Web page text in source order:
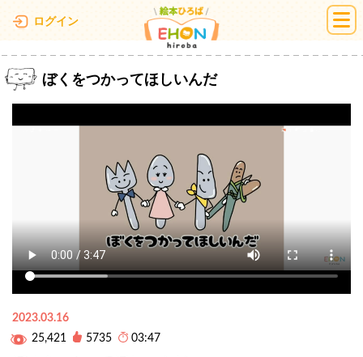
ログイン 絵本ひろば
ぼくをつかってほしいんだ
2023.03.16
25,421
5735 03:47